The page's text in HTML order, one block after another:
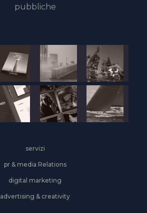
pubbliche
servizi
pr & media Relations
digital marketing
advertising & creativity